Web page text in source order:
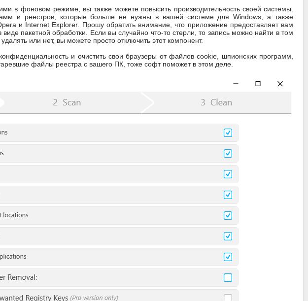
фоновом режиме, вы также можете повысить производительность своей системы.
и реестров, которые больше не нужны в вашей системе для Windows, а также
и Internet Explorer. Прошу обратить внимание, что приложение предоставляет вам
пакетной обработки. Если вы случайно что-то стерли, то запись можно найти в том
или нет, вы можете просто отключить этот компонент.
и очистить свои браузеры от файлов cookie, шпионских программ,
файлы реестра с вашего ПК, тоже софт поможет в этом деле.